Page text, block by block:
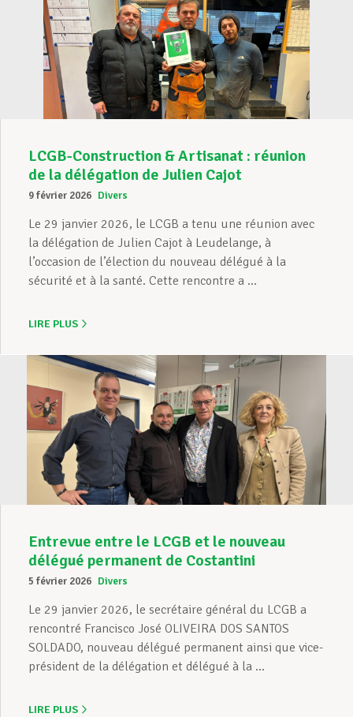
LCGB-Construction & Artisanat : réunion
de la délégation de Julien Cajot
9 février 2026 Divers
Le 29 janvier 2026, le LCGB a tenu une réunion avec
la délégation de Julien Cajot à Leudelange, à
l’occasion de l’élection du nouveau délégué à la
sécurité et à la santé. Cette rencontre a ...
LIRE PLUS
Entrevue entre le LCGB et le nouveau
délégué permanent de Costantini
5 février 2026 Divers
Le 29 janvier 2026, le secrétaire général du LCGB a
rencontré Francisco José OLIVEIRA DOS SANTOS
SOLDADO, nouveau délégué permanent ainsi que vice-
président de la délégation et délégué à la ...
LIRE PLUS